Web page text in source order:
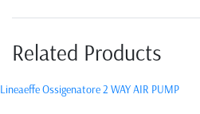
Related Products
Lineaeffe Ossigenatore 2 WAY AIR PUMP